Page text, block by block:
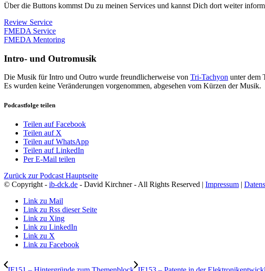
Über die Buttons kommst Du zu meinen Services und kannst Dich dort weiter
Review Service
FMEDA Service
FMEDA Mentoring
Intro- und Outromusik
Die Musik für Intro und Outro wurde freundlicherweise von Tri-Tachyon unter dem
Es wurden keine Veränderungen vorgenommen, abgesehen vom Kürzen der Musik.
Podcastfolge teilen
Teilen auf Facebook
Teilen auf X
Teilen auf WhatsApp
Teilen auf LinkedIn
Per E-Mail teilen
Zurück zur Podcast Hauptseite
© Copyright - ib-dck.de - David Kirchner - All Rights Reserved | Impressum |
Link zu Mail
Link zu Rss dieser Seite
Link zu Xing
Link zu LinkedIn
Link zu X
Link zu Facebook